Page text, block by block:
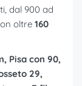
dal 900 ad
oltre 160
Pisa con 90,
29,